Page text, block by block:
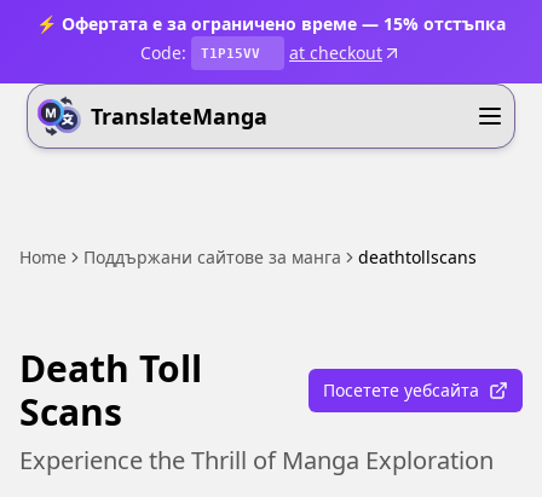
⚡ Офертата е за ограничено време — 15% отстъпка
Code:
T1P15VV at checkout
TranslateManga
Home Поддържани сайтове за манга deathtollscans
Death Toll
Scans
Посетете уебсайта
Experience the Thrill of Manga Exploration